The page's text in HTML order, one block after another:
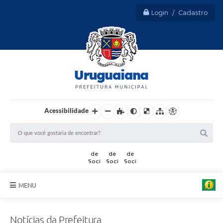
Login / Cadastro
Acessibilidade
MENU
Notícias da Prefeitura